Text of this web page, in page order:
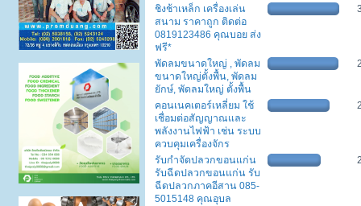
ชิงช้าเหล็ก เครื่องเล่น
สนาม ราคาถูก ติดต่อ
0819123486 คุณบอย ส่ง
ฟรี*
พัดลมขนาดใหญ่ , พัดลม
ขนาดใหญ่ตั้งพื้น, พัดลม
ยักษ์, พัดลมใหญ่ ตั้งพื้น
คอนเนคเตอร์เหลี่ยม ใช้
เชื่อมต่อสัญญาณและ
พลังงานไฟฟ้า เช่น ระบบ
ควบคุมเครื่องจักร
รับกำจัดปลวกขอนแก่น
รับฉีดปลวกขอนแก่น รับ
ฉีดปลวกภาคอีสาน 085-
5015148 คุณอุบล